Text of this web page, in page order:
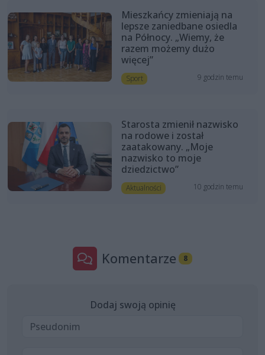
Mieszkańcy zmieniają na
lepsze zaniedbane osiedla
na Północy. „Wiemy, że
razem możemy dużo
więcej”
Sport 9 godzin temu
Starosta zmienił nazwisko
na rodowe i został
zaatakowany. „Moje
nazwisko to moje
dziedzictwo”
Aktualności 10 godzin temu
Komentarze 8
Dodaj swoją opinię